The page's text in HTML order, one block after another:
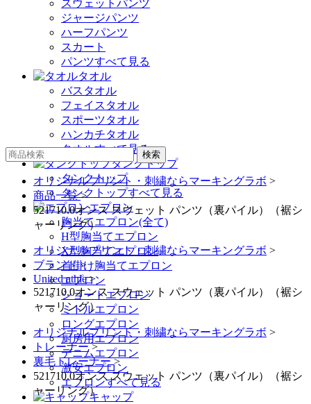
スウェットパンツ
ジャージパンツ
ハーフパンツ
スカート
パンツすべて見る
タオル
バスタオル
フェイスタオル
スポーツタオル
ハンカチタオル
タオルすべて見る
タンクトップ
タンクトップ
タンクトップすべて見る
エプロン
胸当てエプロン(全て)
H型胸当てエプロン
X型胸当てエプロン
首掛け胸当てエプロン
エプロン
ショートエプロン
ミドルエプロン
ロングエプロン
厨房用エプロン
デニムエプロン
激安エプロン
エプロンすべて見る
キャップ
オリジナルプリント・刺繍ならマーキングラボ >
商品一覧 >
521710.0オンス スウェット パンツ（裏パイル）（裾シ
ャーリング）
オリジナルプリント・刺繍ならマーキングラボ >
ブランド >
United athle >
521710.0オンス スウェット パンツ（裏パイル）（裾シ
ャーリング）
オリジナルプリント・刺繍ならマーキングラボ >
トレーナー >
裏毛トレーナー >
521710.0オンス スウェット パンツ（裏パイル）（裾シ
ャーリング）